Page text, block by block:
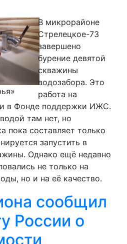
В микрорайоне
Стрелецкое-73
завершено
бурение девятой
скважины
водозабора. Это
работа на
в Фонде поддержки ИЖС.
там нет, но
пока составляет только
запустить в
Однако ещё недавно
не только на
но и на её качество.
сообщил
России о